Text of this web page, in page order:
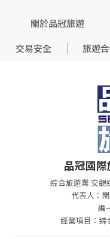
關於品冠旅遊
交易安全
旅遊
品冠國
綜合旅遊業 交觀
代表人：
編
經營項目：綜